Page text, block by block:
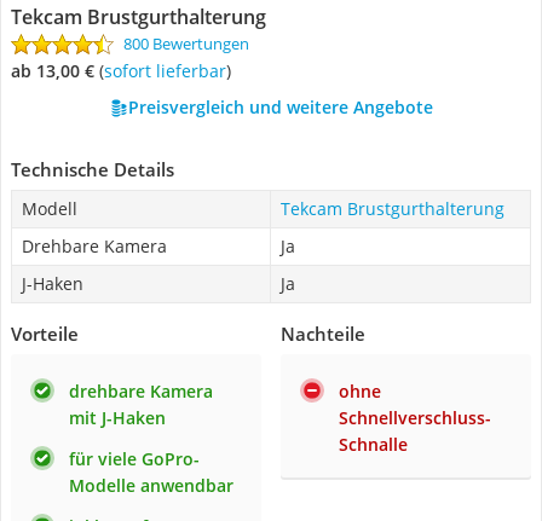
Tekcam Brustgurthalterung
800 Bewertungen
ab 13,00 € ( Sofort lieferbar)
Preisvergleich und weitere Angebote
Technische Details
Modell
Tekcam Brustgurthalterung
Drehbare Kamera
Ja
J-Haken
Ja
Vorteile
drehbare Kamera
mit J-Haken
für viele GoPro-
Modelle anwendbar
Nachteile
ohne
Schnellverschluss-
Schnalle